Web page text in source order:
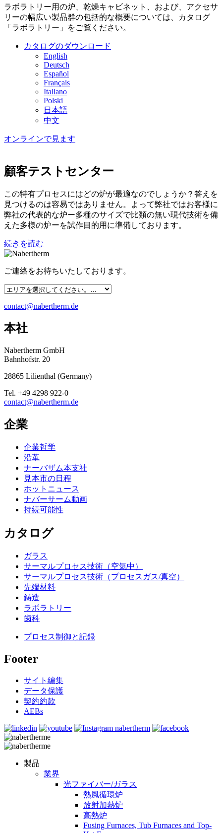
ラボラトリー用の炉、乾燥キャビネット、および、アクセサ
リーの幅広い製品群の包括的な概要については、カタログ
「ラボラトリー」をご覧ください。
カタログのダウンロード
English
Deutsch
Español
Français
Italiano
Polski
日本語
中文
オンラインで見ます
顧客テストセンター
この特有プロセスにはどの炉が最適なのでしょうか？答えを
見つけるのは容易ではありません。よって弊社ではお客様に
弊社の代表的な炉ー多種のサイズで比類の無い現代技術を備
えた多様の炉ーを試作目的用に準備しております。
続きを読む
ご連絡をお待ちいたしております。
contact@nabertherm.de
本社
Nabertherm GmbH
Bahnhofstr. 20
28865 Lilienthal (Germany)
Tel. +49 4298 922-0
contact@nabertherm.de
企業
企業哲学
沿革
ナーバザム本支社
見本市の日程
ホットニュース
ナバーサーム動画
持続可能性
カタログ
ガラス
サーマルプロセス技術（空気中）
サーマルプロセス技術（プロセスガス/真空）
先端材料
鋳造
ラボラトリー
歯科
プロセス制御と記録
Footer
サイト編集
データ保護
契約約款
AEBs
製品
業界
光ファイバー/ガラス
熱風循環炉
放射加熱炉
高熱炉
Fusing Furnaces, Tub Furnaces and Top-